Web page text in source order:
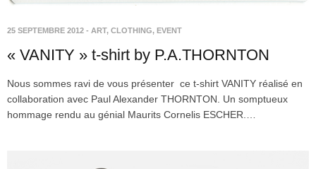
25 SEPTEMBRE 2012 - ART, CLOTHING, EVENT
« VANITY » t-shirt by P.A.THORNTON
Nous sommes ravi de vous présenter ce t-shirt VANITY réalisé en
collaboration avec Paul Alexander THORNTON. Un somptueux
hommage rendu au génial Maurits Cornelis ESCHER.…